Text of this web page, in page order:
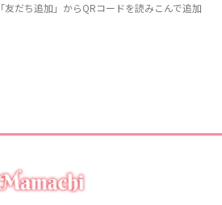
「友だち追加」からQRコードを読みこんで追加